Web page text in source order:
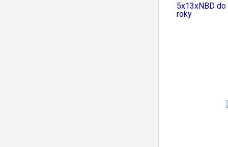
5x13xNBD do
roky